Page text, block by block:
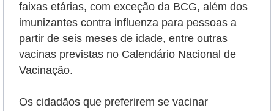
faixas etárias, com exceção da BCG, além dos
imunizantes contra influenza para pessoas a
partir de seis meses de idade, entre outras
vacinas previstas no Calendário Nacional de
Vacinação.
Os cidadãos que preferirem se vacinar